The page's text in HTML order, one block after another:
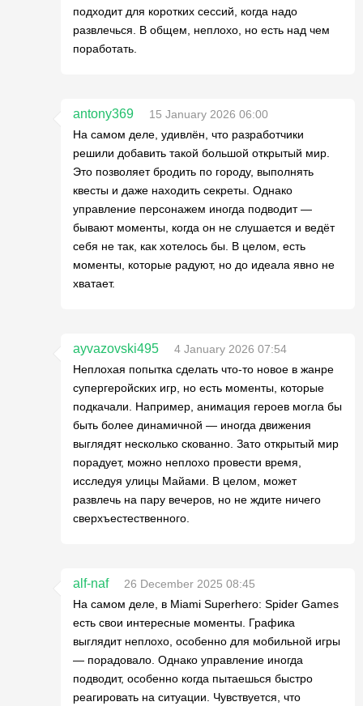
подходит для коротких сессий, когда надо
развлечься. В общем, неплохо, но есть над чем
поработать.
antony369
15 January 2026 06:00
На самом деле, удивлён, что разработчики
решили добавить такой большой открытый мир.
Это позволяет бродить по городу, выполнять
квесты и даже находить секреты. Однако
управление персонажем иногда подводит —
бывают моменты, когда он не слушается и ведёт
себя не так, как хотелось бы. В целом, есть
моменты, которые радуют, но до идеала явно не
хватает.
ayvazovski495
4 January 2026 07:54
Неплохая попытка сделать что-то новое в жанре
супергеройских игр, но есть моменты, которые
подкачали. Например, анимация героев могла бы
быть более динамичной — иногда движения
выглядят несколько скованно. Зато открытый мир
порадует, можно неплохо провести время,
исследуя улицы Майами. В целом, может
развлечь на пару вечеров, но не ждите ничего
сверхъестественного.
alf-naf
26 December 2025 08:45
На самом деле, в Miami Superhero: Spider Games
есть свои интересные моменты. Графика
выглядит неплохо, особенно для мобильной игры
— порадовало. Однако управление иногда
подводит, особенно когда пытаешься быстро
реагировать на ситуации. Чувствуется, что